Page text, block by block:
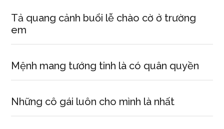
Tả quang cảnh buổi lễ chào cờ ở trường
em
Mệnh mang tướng tinh là có quân quyền
Những cô gái luôn cho mình là nhất